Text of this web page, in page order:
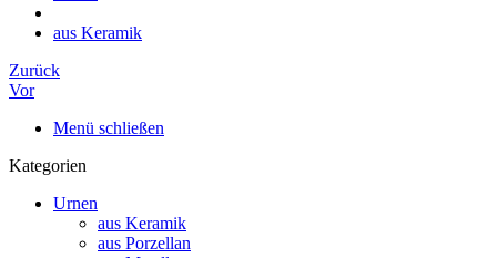
aus Keramik
Zurück
Vor
Menü schließen
Kategorien
Urnen
aus Keramik
aus Porzellan